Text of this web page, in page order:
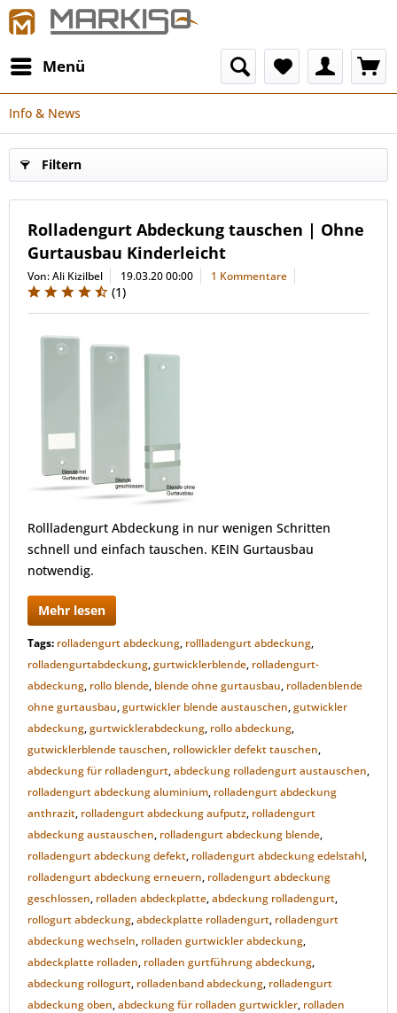
Menü
Info & News
Filtern
Rolladengurt Abdeckung tauschen | Ohne
Gurtausbau Kinderleicht
Von: Ali Kizilbel 19.03.20 00:00 1 Kommentare
(1)
Rollladengurt Abdeckung in nur wenigen Schritten
schnell und einfach tauschen. KEIN Gurtausbau
notwendig.
Mehr lesen
Tags: rolladengurt abdeckung, rollladengurt abdeckung,
rolladengurtabdeckung,gurtwicklerblende, rolladengurt-
abdeckung, rollo blende, blende ohne gurtausbau, rolladenblende
ohne gurtausbau,gurtwickler blende austauschen,gutwickler
abdeckung,gurtwicklerabdeckung, rollo abdeckung,
gutwicklerblende tauschen, rollowickler defekt tauschen,
abdeckung für rolladengurt,abdeckung rolladengurt austauschen,
rolladengurt abdeckung aluminium, rolladengurt abdeckung
anthrazit, rolladengurt abdeckung aufputz, rolladengurt
abdeckung austauschen, rolladengurt abdeckung blende,
rolladengurt abdeckung defekt, rolladengurt abdeckung edelstahl,
rolladengurt abdeckung erneuern, rolladengurt abdeckung
geschlossen, rolladen abdeckplatte,abdeckung rolladengurt,
rollogurt abdeckung,abdeckplatte rolladengurt, rolladengurt
abdeckung wechseln, rolladen gurtwickler abdeckung,
abdeckplatte rolladen, rolladen gurtführung abdeckung,
abdeckung rollogurt, rolladenband abdeckung, rolladengurt
abdeckung oben,abdeckung für rolladen gurtwickler, rolladen